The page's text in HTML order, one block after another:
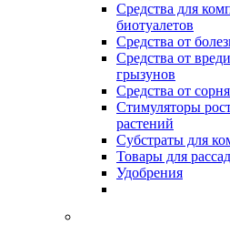
Средства для
биотуалетов
Средства от
Средства от
грызунов
Средства от
Стимуляторы
растений
Субстраты для
Товары для
Удобрения